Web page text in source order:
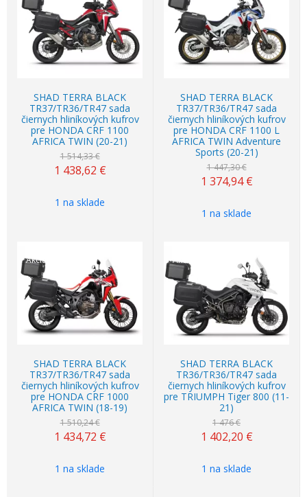
SHAD TERRA BLACK
TR37/TR36/TR47 sada
čiernych hliníkových kufrov
pre HONDA CRF 1100
AFRICA TWIN (20-21)
1 514,33 €
1 438,62 €
1 na sklade
SHAD TERRA BLACK
TR37/TR36/TR47 sada
čiernych hliníkových kufrov
pre HONDA CRF 1100 L
AFRICA TWIN Adventure
Sports (20-21)
1 447,30 €
1 374,94 €
1 na sklade
Akcia
SHAD TERRA BLACK
TR37/TR36/TR47 sada
čiernych hliníkových kufrov
pre HONDA CRF 1000
AFRICA TWIN (18-19)
1 510,24 €
1 434,72 €
1 na sklade
Akcia
SHAD TERRA BLACK
TR36/TR36/TR47 sada
čiernych hliníkových kufrov
pre TRIUMPH Tiger 800 (11-
21)
1 476 €
1 402,20 €
1 na sklade